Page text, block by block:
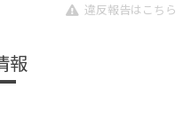
違反報告はこちら
報